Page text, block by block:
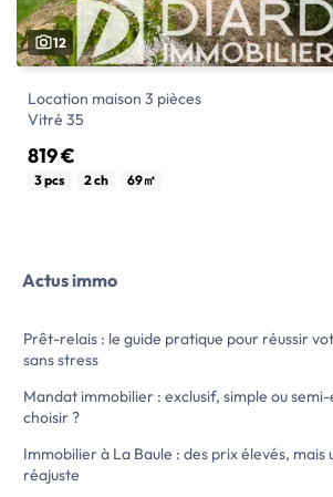
12
Location maison 3 pièces
Vitré 35
819 €
Rue Beauséjour, maison T3 sur sous-sol
clos.
provisions sur charges pour TOM
Dépôt de garantie : 802,28 euros
Honoraire par […] Voir l’annonce
immobilière >>
3 pcs 2 ch 69㎡
Actus immo
Prêt-relais : le guide pratique pour réussir
sans stress
Mandat immobilier : exclusif, simple ou
choisir ?
Immobilier à La Baule : des prix élevés, mais
réajuste